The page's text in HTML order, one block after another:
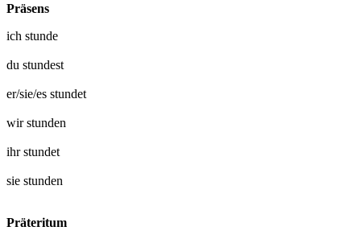
Präsens
ich stunde
du stundest
er/sie/es stundet
wirstunden
ihrstundet
sie stunden
Präteritum